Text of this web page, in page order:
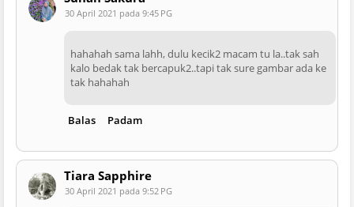
30 April 2021 pada 9:45 PG
hahahah sama lahh, dulu kecik2 macam tu la..tak sah
kalo bedak tak bercapuk2..tapi tak sure gambar ada ke
tak hahahah
Balas Padam
Tiara Sapphire
30 April 2021 pada 9:52 PG